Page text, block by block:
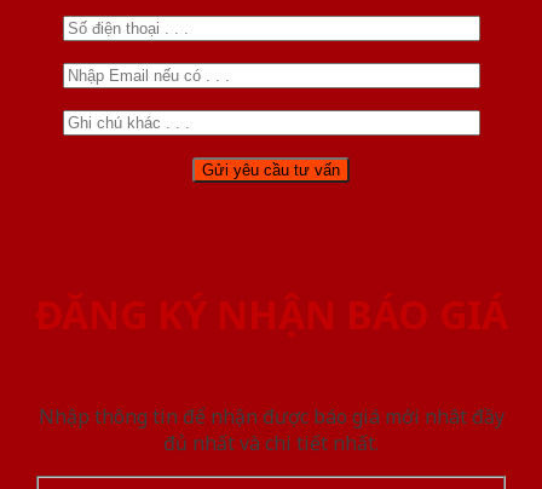
ĐĂNG KÝ NHẬN BÁO GIÁ
Nhập thông tin để nhận được báo giá mới nhât đầy
đủ nhất và chi tiết nhất.